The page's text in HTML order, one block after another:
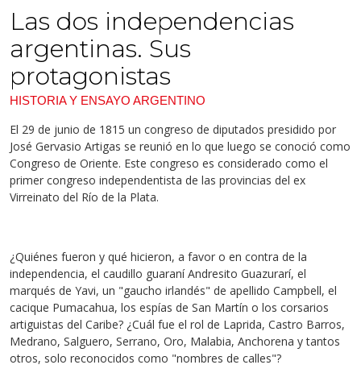
Las dos independencias
argentinas. Sus
protagonistas
HISTORIA Y ENSAYO ARGENTINO
El 29 de junio de 1815 un congreso de diputados presidido por
José Gervasio Artigas se reunió en lo que luego se conoció como
Congreso de Oriente. Este congreso es considerado como el
primer congreso independentista de las provincias del ex
Virreinato del Río de la Plata.
¿Quiénes fueron y qué hicieron, a favor o en contra de la
independencia, el caudillo guaraní Andresito Guazurarí, el
marqués de Yavi, un "gaucho irlandés" de apellido Campbell, el
cacique Pumacahua, los espías de San Martín o los corsarios
artiguistas del Caribe? ¿Cuál fue el rol de Laprida, Castro Barros,
Medrano, Salguero, Serrano, Oro, Malabia, Anchorena y tantos
otros, solo reconocidos como "nombres de calles"?